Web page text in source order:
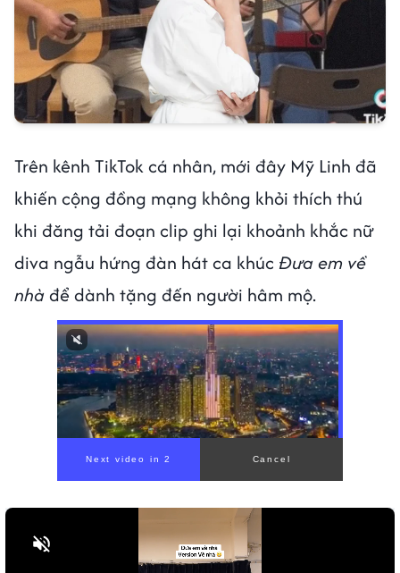
Trên kênh TikTok cá nhân, mới đây Mỹ Linh đã
khiến cộng đồng mạng không khỏi thích thú
khi đăng tải đoạn clip ghi lại khoảnh khắc nữ
diva ngẫu hứng đàn hát ca khúc Đưa em về
nhàđể dành tặng đến người hâm mộ.
00:00/ 00:56